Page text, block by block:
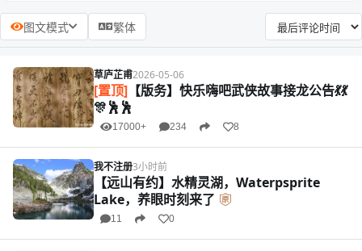
图文模式 繁体
草庐芷甫2026-05-06
[置顶] 【版务】快乐嗨吧武侠故事接龙公告💃💃
🎊🕺🕺
17000+ 234 8
我不注册3小时前
【远山有约】水精灵湖，Waterpsprite
Lake，养眼时刻来了
11 0